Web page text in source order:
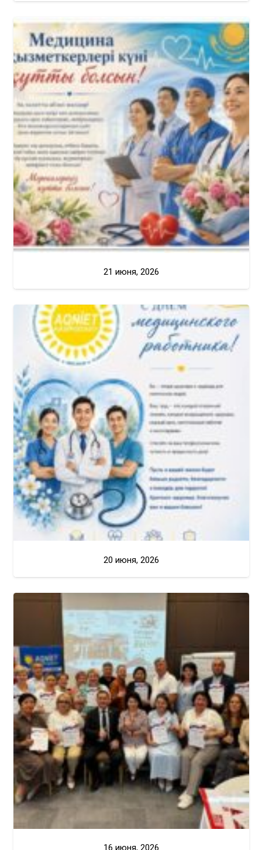
21 июня, 2026
20 июня, 2026
16 июня, 2026